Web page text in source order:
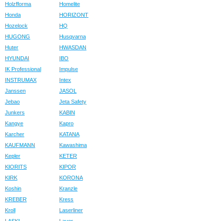
Holzfforma
Homelite
Honda
HORIZONT
Hozelock
HQ
HUGONG
Husqvarna
Huter
HWASDAN
HYUNDAI
IBO
IK Professional
Impulse
INSTRUMAX
Intex
Janssen
JASOL
Jebao
Jeta Safety
Junkers
KABIN
Kangye
Kapro
Karcher
KATANA
KAUFMANN
Kawashima
Kepler
KETER
KIORITS
KIPOR
KIRK
KORONA
Koshin
Kranzle
KREBER
Kress
Kroll
Laserliner